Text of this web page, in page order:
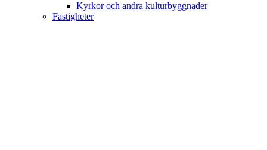
Kyrkor och andra kulturbyggnader
Fastigheter